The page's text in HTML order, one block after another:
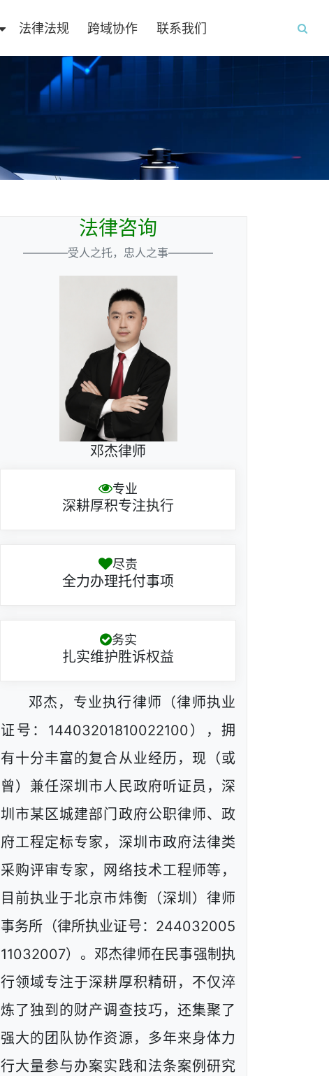
法律法规 跨域协作 联系我们
法律咨询
————受人之托，忠人之事————
邓杰律师
专业
深耕厚积专注执行
尽责
全力办理托付事项
务实
扎实维护胜诉权益
邓杰，专业执行律师（律师执业
证号：14403201810022100），拥
有十分丰富的复合从业经历，现（或
曾）兼任深圳市人民政府听证员，深
圳市某区城建部门政府公职律师、政
府工程定标专家，深圳市政府法律类
采购评审专家，网络技术工程师等，
目前执业于北京市炜衡（深圳）律师
事务所（律所执业证号：244032005
11032007）。邓杰律师在民事强制执
行领域专注于深耕厚积精研，不仅淬
炼了独到的财产调查技巧，还集聚了
强大的团队协作资源，多年来身体力
行大量参与办案实践和法条案例研究